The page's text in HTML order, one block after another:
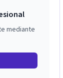
mediante